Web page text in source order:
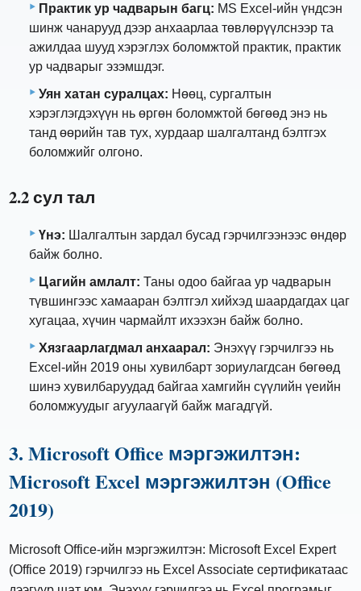
Практик ур чадварын багц: MS Excel-ийн үндсэн
шинж чанарууд дээр анхаарлаа төвлөрүүлснээр та
ажилдаа шууд хэрэглэх боломжтой практик, практик
ур чадварыг эзэмшдэг.
Уян хатан суралцах: Нөөц, сургалтын
хэрэглэгдэхүүн нь өргөн боломжтой бөгөөд энэ нь
танд өөрийн тав тух, хурдаар шалгалтанд бэлтгэх
боломжийг олгоно.
2.2 сул тал
Үнэ: Шалгалтын зардал бусад гэрчилгээнээс өндөр
байж болно.
Цагийн амлалт: Таны одоо байгаа ур чадварын
түвшингээс хамааран бэлтгэл хийхэд шаардагдах цаг
хугацаа, хүчин чармайлт ихээхэн байж болно.
Хязгаарлагдмал анхаарал: Энэхүү гэрчилгээ нь
Excel-ийн 2019 оны хувилбарт зориулагдсан бөгөөд
шинэ хувилбаруудад байгаа хамгийн сүүлийн үеийн
боломжуудыг агуулаагүй байж магадгүй.
3. Microsoft Office мэргэжилтэн:
Microsoft Excel мэргэжилтэн (Office
2019)
Microsoft Office-ийн мэргэжилтэн: Microsoft Excel Expert
(Office 2019) гэрчилгээ нь Excel Associate сертификатаас